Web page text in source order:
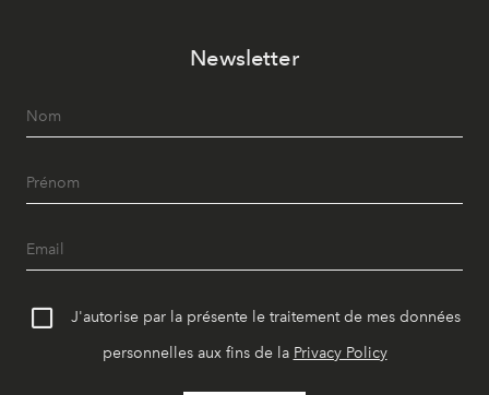
Newsletter
J'autorise par la présente le traitement de mes données
personnelles aux fins de la Privacy Policy